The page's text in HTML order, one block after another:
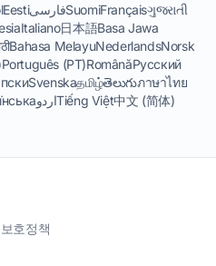
EestiفارسیSuomiFrançaisગુજરાતી
Italiano日本語Basa Jawa
Bahasa MelayuNederlandsNorsk
Português (PT)RomânăРусский
Svenskaதமிழ்తెలుగుภาษาไทย
اردوTiếng Việt中文 (简体)
호정책